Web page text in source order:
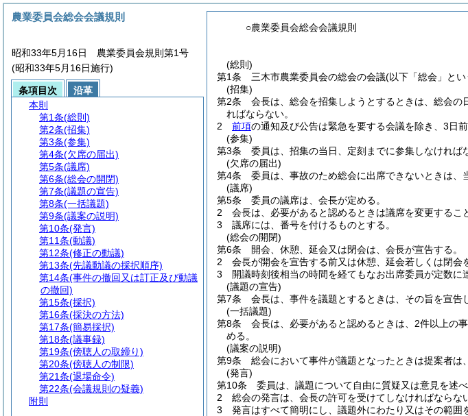
○農業委員会総会会議規則
(総則)
第1条
三木市農業委員会の総会の会議(以下「総会」とい
(招集)
第2条
会長は、総会を招集しようとするときは、総会
ればならない。
2
前項の通知及び公告は緊急を要する会議を除き、3日
(参集)
第3条
委員は、招集の当日、定刻までに参集しなければ
(欠席の届出)
第4条
委員は、事故のため総会に出席できないときは、
(議席)
第5条
委員の議席は、会長が定める。
2
会長は、必要があると認めるときは議席を変更するこ
3
議席には、番号を付けるものとする。
(総会の開閉)
第6条
開会、休憩、延会又は閉会は、会長が宣告する。
2
会長が開会を宣告する前又は休憩、延会若しくは閉会
3
開議時刻後相当の時間を経てもなお出席委員が定数に
(議題の宣告)
第7条
会長は、事件を議題とするときは、その旨を宣告
(一括議題)
第8条
会長は、必要があると認めるときは、2件以上の
める。
(議案の説明)
第9条
総会において事件が議題となったときは提案者は
(発言)
第10条
委員は、議題について自由に質疑又は意見を述べ
2
総会の発言は、会長の許可を受けてしなければならな
3
発言はすべて簡明にし、議題外にわたり又はその範囲
農業委員会総会会議規則
昭和33年5月16日 農業委員会規則第1号
(昭和33年5月16日施行)
条項目次
沿革
本則
第1条(総則)
第2条(招集)
第3条(参集)
第4条(欠席の届出)
第5条(議席)
第6条(総会の開閉)
第7条(議題の宣告)
第8条(一括議題)
第9条(議案の説明)
第10条(発言)
第11条(動議)
第12条(修正の動議)
第13条(先議動議の採択順序)
第14条(事件の撤回又は訂正及び動議
の撤回)
第15条(採択)
第16条(採決の方法)
第17条(簡易採択)
第18条(議事録)
第19条(傍聴人の取締り)
第20条(傍聴人の制限)
第21条(退場命令)
第22条(会議規則の疑義)
附則